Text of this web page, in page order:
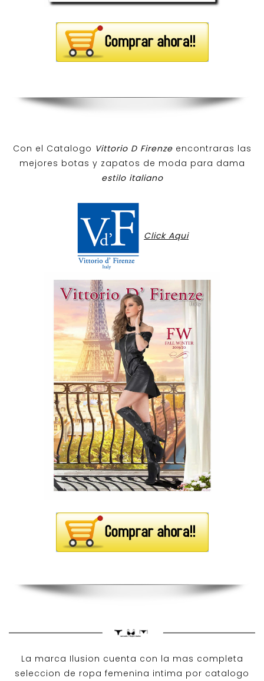
Con el Catalogo Vittorio D Firenzeencontraras las
mejores botas y zapatos de moda para dama
estilo italiano
Click Aqui
La marca Ilusion cuenta con la mas completa
seleccion de ropa femenina intima por catalogo